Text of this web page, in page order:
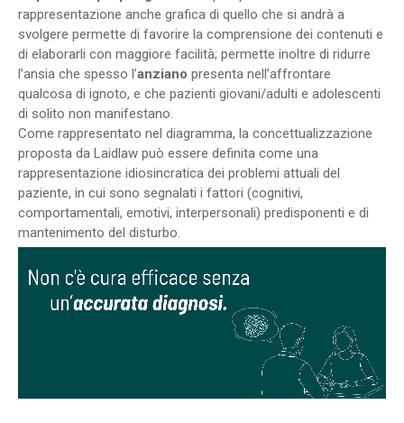
rappresentazione anche grafica di quello che si andrà a
svolgere permette di favorire la comprensione dei contenuti e
di elaborarli con maggiore facilità; permette inoltre di ridurre
l’ansia che spesso l’anziano presenta nell’affrontare
qualcosa di ignoto, e che pazienti giovani/adulti e adolescenti
di solito non manifestano.
Come rappresentato nel diagramma, la concettualizzazione
proposta da Laidlaw può essere definita come una
rappresentazione idiosincratica dei problemi attuali del
paziente, in cui sono segnalati i fattori (cognitivi,
comportamentali, emotivi, interpersonali) predisponenti e di
mantenimento del disturbo.